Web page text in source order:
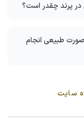
در پرند چقدر است؟
صورت طبیعی انجام
سایت